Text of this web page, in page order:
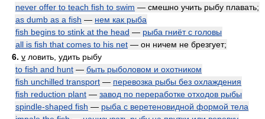
never offer to teach fish to swim — смешно учить рыбу плавать;
as dumb as a fish — нем как рыба
fish begins to stink at the head — рыба гниёт с головы
all is fish that comes to his net — он ничем не брезгует;
6. v ловить, удить рыбу
to fish and hunt — быть рыболовом и охотником
fish unchilled transport — перевозка рыбы без охлаждения
fish reduction plant — завод по переработке отходов рыбы
spindle-shaped fish — рыба с веретеновидной формой тела